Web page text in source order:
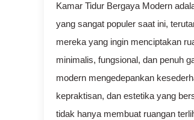
Kamar Tidur Bergaya Modern
yang sangat populer saat ini,
mereka yang ingin menciptakan
minimalis, fungsional, dan penuh
modern mengedepankan
kepraktisan, dan estetika yang
tidak hanya membuat ruangan